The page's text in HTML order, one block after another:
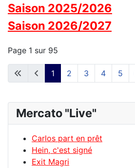
Saison 2025/2026
Saison 2026/2027
Page 1 sur 95
1 2 3 4 5
Mercato "Live"
Carlos part en prêt
Hein, c'est signé
Exit Magri